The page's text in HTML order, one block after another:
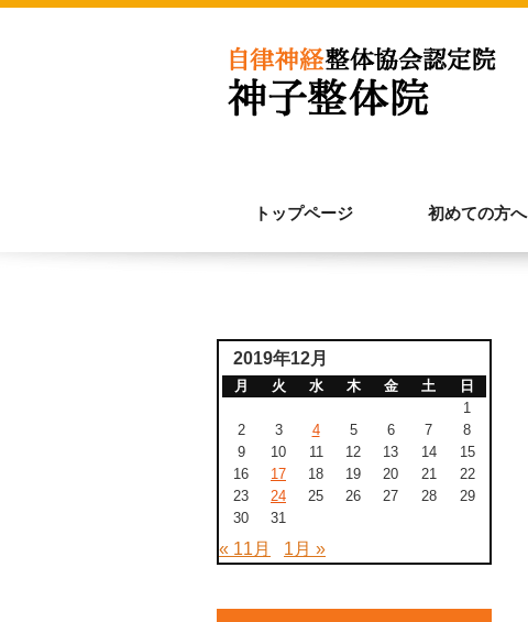
トップページ 初めての方へ
2019年12月
月 火 水 木 金 土
日
1
2
3 4 5 6 7
8
9
10 11 12 13 14
15
16
17 18 19 20 21
22
23
24 25 26 27 28
29
30
31
« 11月 1月 »